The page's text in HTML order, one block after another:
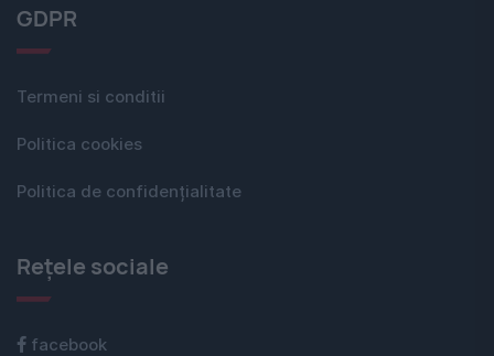
GDPR
Termeni si conditii
Politica cookies
Politica de confidențialitate
Rețele sociale
facebook